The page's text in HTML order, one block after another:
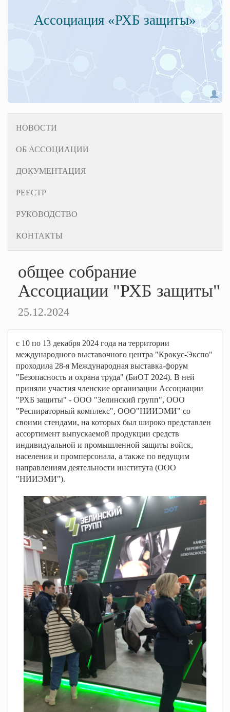
Ассоциация РХБ защиты
НОВОСТИ
ОБ АССОЦИАЦИИ
ДОКУМЕНТАЦИЯ
РЕЕСТР
РУКОВОДСТВО
КОНТАКТЫ
общее собрание
Ассоциации "РХБ защиты"
25.12.2024
с 10 по 13 декабря 2024 года на территории
международного выставочного центра "Крокус-Экспо"
проходила 28-я Международная выставка-форум
"Безопасность и охрана труда" (БиОТ 2024). В ней
приняли участия членские организации Ассоциации
"РХБ защиты" - ООО "Зелинский групп", ООО
"Респираторный комплекс", ООО"НИИЭМИ" со
своими стендами, на которых был широко представлен
ассортимент выпускаемой продукции средств
индивидуальной и промышленной защиты войск,
населения и промперсонала, а также по ведущим
направлениям деятельности института (ООО
"НИИЭМИ").